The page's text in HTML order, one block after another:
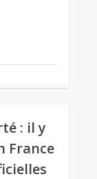
: il y
France